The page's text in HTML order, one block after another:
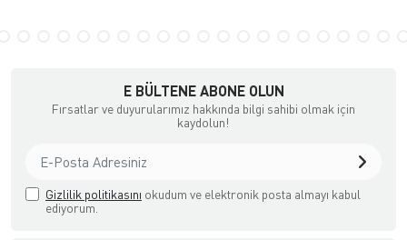
E BÜLTENE ABONE OLUN
Fırsatlar ve duyurularımız hakkında bilgi sahibi olmak için
kaydolun!
Gizlilik politikasını okudum ve elektronik posta almayı kabul
ediyorum.